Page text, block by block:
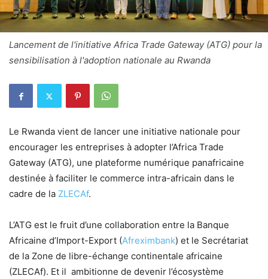
Lancement de l'initiative Africa Trade Gateway (ATG) pour la
sensibilisation à l'adoption nationale au Rwanda
Le Rwanda vient de lancer une initiative nationale pour
encourager les entreprises à adopter l’Africa Trade
Gateway (ATG), une plateforme numérique panafricaine
destinée à faciliter le commerce intra-africain dans le
cadre de la ZLECAf.
L’ATG est le fruit d’une collaboration entre la Banque
Africaine d’Import-Export (Afreximbank) et le Secrétariat
de la Zone de libre-échange continentale africaine
(ZLECAf). Et il ambitionne de devenir l’écosystème